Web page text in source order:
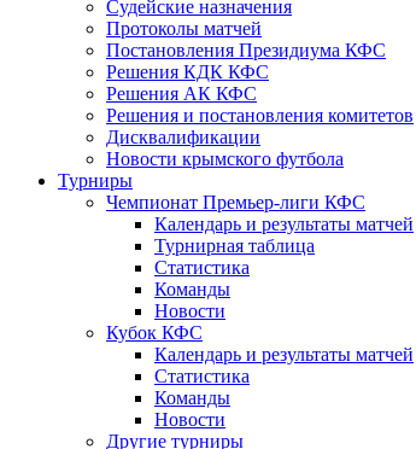
Судейские назначения
Протоколы матчей
Постановления Президиума КФС
Решения КДК КФС
Решения АК КФС
Решения и постановления комитетов
Дисквалификации
Новости крымского футбола
Турниры
Чемпионат Премьер-лиги КФС
Календарь и результаты матчей
Турнирная таблица
Статистика
Команды
Новости
Кубок КФС
Календарь и результаты матчей
Статистика
Команды
Новости
Другие турниры